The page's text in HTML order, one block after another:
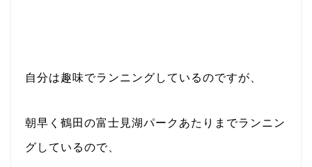
自分は趣味でランニングしているのですが、
朝早く鶴田の富士見湖パークあたりまでランニン
グしているので、